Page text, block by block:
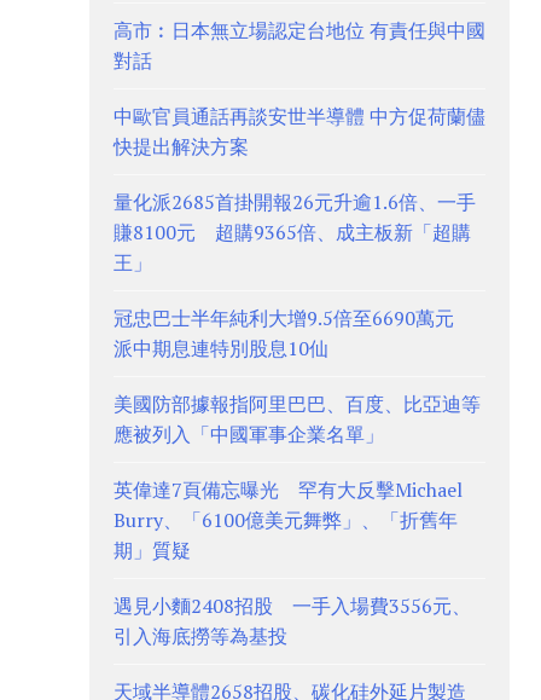
高市︰日本無立場認定台地位 有責任與中國
對話
中歐官員通話再談安世半導體 中方促荷蘭儘
快提出解決方案
量化派2685首掛開報26元升逾1.6倍、一手
賺8100元 超購9365倍、成主板新「超購
王」
冠忠巴士半年純利大增9.5倍至6690萬元
派中期息連特別股息10仙
美國防部據報指阿里巴巴、百度、比亞迪等
應被列入「中國軍事企業名單」
英偉達7頁備忘曝光 罕有大反擊Michael
Burry、「6100億美元舞弊」、「折舊年
期」質疑
遇見小麵2408招股 一手入場費3556元、
引入海底撈等為基投
天域半導體2658招股、碳化硅外延片製造